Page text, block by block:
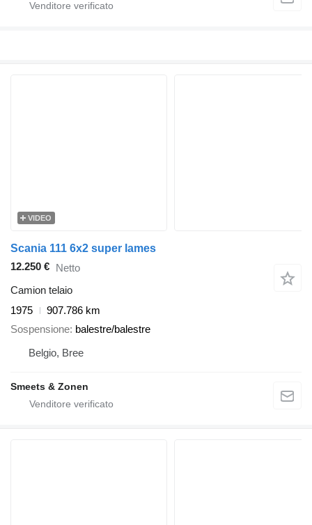
VIDEO
Scania 111 6x2 super lames
12.250 € Netto
Camion telaio
1975
907.786 km
Sospensione balestre/balestre
Belgio, Bree
Smeets & Zonen